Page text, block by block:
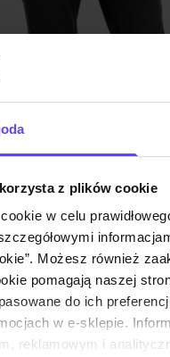
z plików cookie
w celu
Możesz również
pomagają naszej
do ich
w e-sklepie.
reklamowym i